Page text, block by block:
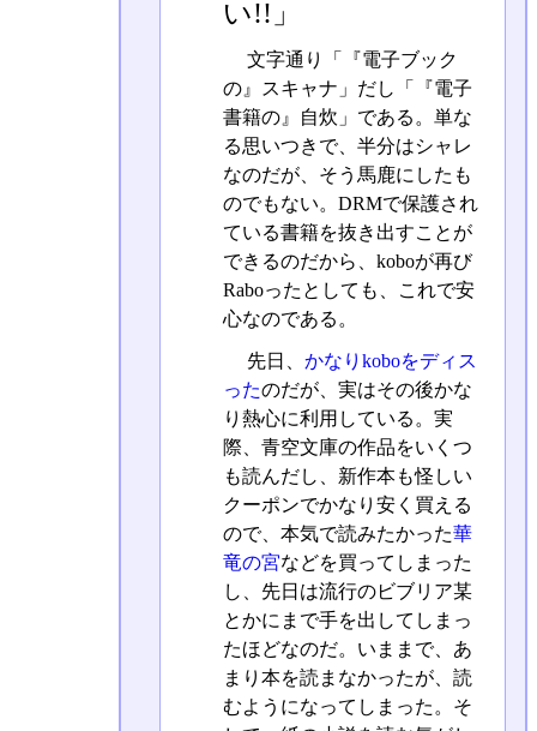
い!!」
文字通り「『電子ブック
の』スキャナ」だし「『電子
書籍の』自炊」である。単な
る思いつきで、半分はシャレ
なのだが、そう馬鹿にしたも
のでもない。DRMで保護され
ている書籍を抜き出すことが
できるのだから、koboが再び
Raboったとしても、これで安
心なのである。
先日、 かなりkoboをディス
ったのだが、実はその後かな
り熱心に利用している。実
際、青空文庫の作品をいくつ
も読んだし、新作本も怪しい
クーポンでかなり安く買える
ので、本気で読みたかった華
竜の宮などを買ってしまった
し、先日は流行のビブリア某
とかにまで手を出してしまっ
たほどなのだ。いままで、あ
まり本を読まなかったが、読
むようになってしまった。そ